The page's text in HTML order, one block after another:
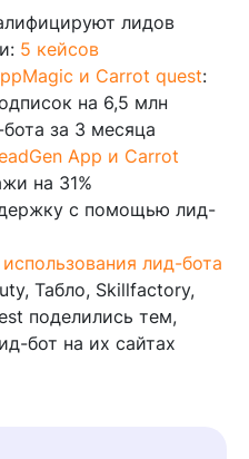
лидов
5 кейсов
и Carrot quest:
на 6,5 млн
за 3 месяца
App и Carrot
на 31%
с помощью лид-
лид-бота
Табло, Skillfactory,
поделились тем,
бот на их сайтах